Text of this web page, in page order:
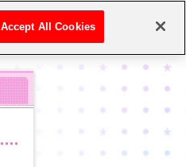
Accept All Cookies